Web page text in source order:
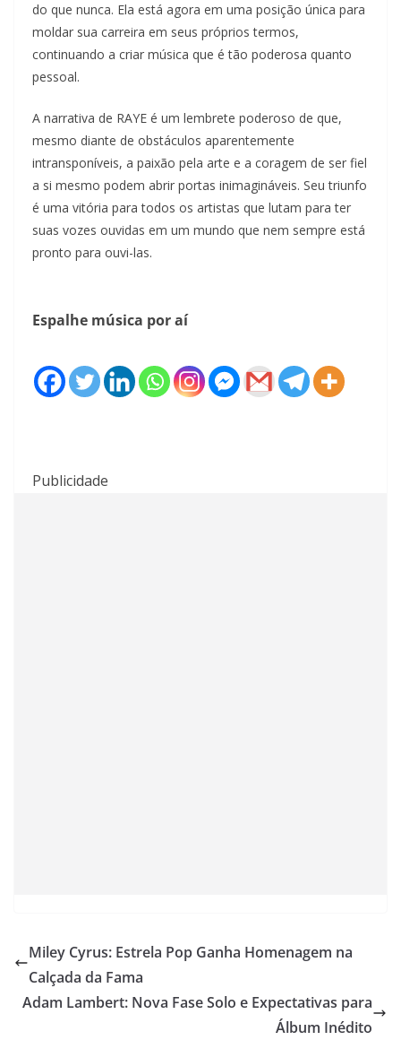
do que nunca. Ela está agora em uma posição única para
moldar sua carreira em seus próprios termos,
continuando a criar música que é tão poderosa quanto
pessoal.
A narrativa de RAYE é um lembrete poderoso de que,
mesmo diante de obstáculos aparentemente
intransponíveis, a paixão pela arte e a coragem de ser fiel
a si mesmo podem abrir portas inimagináveis. Seu triunfo
é uma vitória para todos os artistas que lutam para ter
suas vozes ouvidas em um mundo que nem sempre está
pronto para ouvi-las.
Espalhe música por aí
Publicidade
Miley Cyrus: Estrela Pop Ganha Homenagem na
Calçada da Fama
Adam Lambert: Nova Fase Solo e Expectativas para
Álbum Inédito